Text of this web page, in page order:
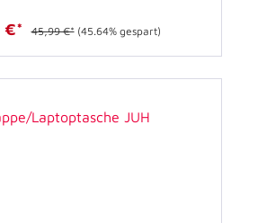
€* 45,99 €* (45.64% gespart)